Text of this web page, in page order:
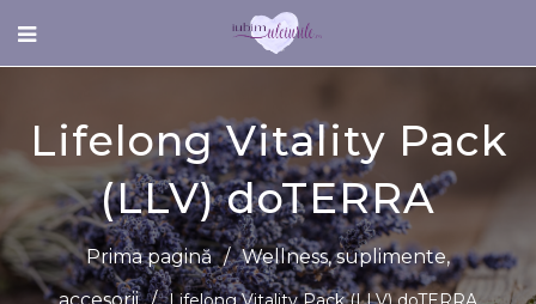
Lifelong Vitality Pack
(LLV) doTERRA
Prima pagină / Wellness, suplimente,
accesorii /